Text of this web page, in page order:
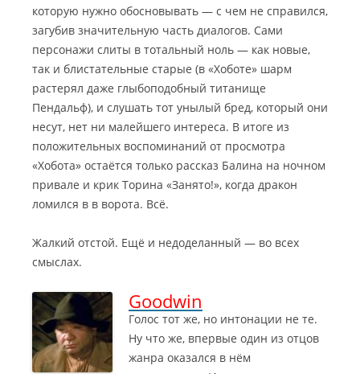
которую нужно обосновывать — с чем не справился,
загубив значительную часть диалогов. Сами
персонажи слиты в тотальный ноль — как новые,
так и блистательные старые (в «Хоботе» шарм
растерял даже глыбоподобный титанище
Пендальф), и слушать тот унылый бред, который они
несут, нет ни малейшего интереса. В итоге из
положительных воспоминаний от просмотра
«Хобота» остаётся только рассказ Балина на ночном
привале и крик Торина «Занято!», когда дракон
ломился в в ворота. Всё.
Жалкий отстой. Ещё и недоделанный — во всех
смыслах.
Goodwin
Голос тот же, но интонации не те.
Ну что же, впервые один из отцов
жанра оказался в нём